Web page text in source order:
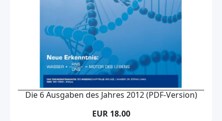
Die 6 Ausgaben des Jahres 2012 (PDF-Version)
EUR 18.00